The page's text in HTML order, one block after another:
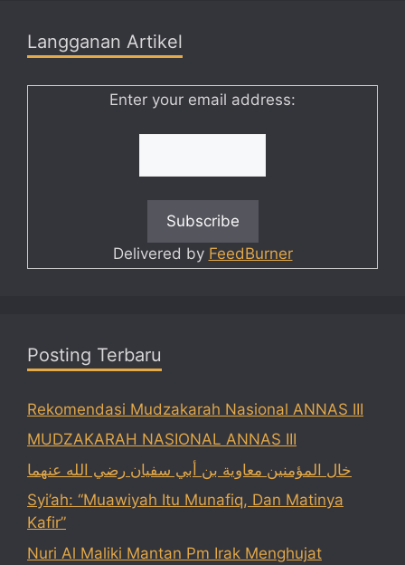
Langganan Artikel
Enter your email address:
Delivered by FeedBurner
Posting Terbaru
Rekomendasi Mudzakarah Nasional ANNAS III
MUDZAKARAH NASIONAL ANNAS III
خال المؤمنين معاوية بن أبي سفيان رضي الله عنهما
Syi’ah: “Muawiyah Itu Munafiq, Dan Matinya
Kafir”
Nuri Al Maliki Mantan Pm Irak Menghujat